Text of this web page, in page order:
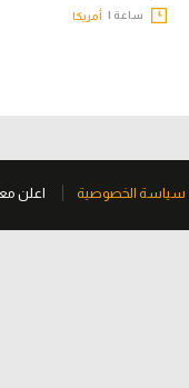
ساعة | أمريكا
سياسة الخصوصية اعلن